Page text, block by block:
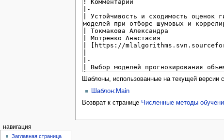
Шаблоны, использованные на текущей версии
Шаблон:Main
Возврат к странице Численные методы
навигация
Заглавная страница